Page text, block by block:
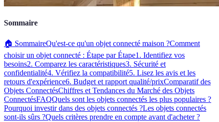
Sommaire
🏠 SommaireQu'est-ce qu'un objet connecté maison ?Comment
choisir un objet connecté : Étape par Étape1. Identifiez vos
besoins2. Comparez les caractéristiques3. Sécurité et
confidentialité4. Vérifiez la compatibilité5. Lisez les avis et les
retours d'expérience6. Budget et rapport qualité/prixComparatif des
Objets ConnectésChiffres et Tendances du Marché des Objets
ConnectésFAQQuels sont les objets connectés les plus populaires ?
Pourquoi investir dans des objets connectés ?Les objets connectés
sont-ils sûrs ?Quels critères prendre en compte avant d'acheter ?